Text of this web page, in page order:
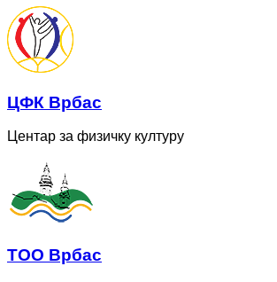
ЦФК Врбас
Центар за физичку културу
ТОО Врбас